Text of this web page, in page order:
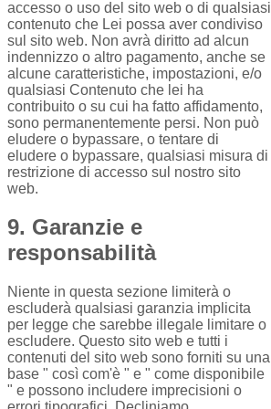
accesso o uso del sito web o di qualsiasi
contenuto che Lei possa aver condiviso
sul sito web. Non avrà diritto ad alcun
indennizzo o altro pagamento, anche se
alcune caratteristiche, impostazioni, e/o
qualsiasi Contenuto che lei ha
contribuito o su cui ha fatto affidamento,
sono permanentemente persi. Non può
eludere o bypassare, o tentare di
eludere o bypassare, qualsiasi misura di
restrizione di accesso sul nostro sito
web.
9. Garanzie e
responsabilità
Niente in questa sezione limiterà o
escluderà qualsiasi garanzia implicita
per legge che sarebbe illegale limitare o
escludere. Questo sito web e tutti i
contenuti del sito web sono forniti su una
base " così com'è " e " come disponibile
" e possono includere imprecisioni o